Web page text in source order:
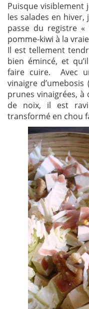
Puisque visiblement
les salades en
passe du registre
pomme-kiwi à la
Il est tellement
bien émincé, et
faire cuire. Avec
vinaigre
prunes vinaigrées, à
de noix, il est ravi
transformé en chou